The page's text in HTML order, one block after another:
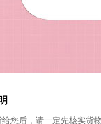
您后，请一定先核实货